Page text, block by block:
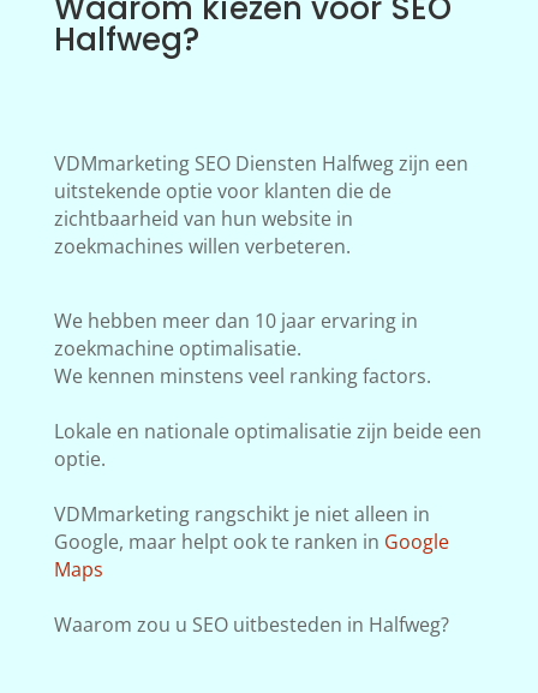
Waarom kiezen voor SEO
Halfweg?
VDMmarketing SEO Diensten Halfweg zijn een
uitstekende optie voor klanten die de
zichtbaarheid van hun website in
zoekmachines willen verbeteren.
We hebben meer dan 10 jaar ervaring in
zoekmachine optimalisatie.
We kennen minstens veel ranking factors.
Lokale en nationale optimalisatie zijn beide een
optie.
VDMmarketing rangschikt je niet alleen in
Google, maar helpt ook te ranken in Google
Maps
Waarom zou u SEO uitbesteden in Halfweg?